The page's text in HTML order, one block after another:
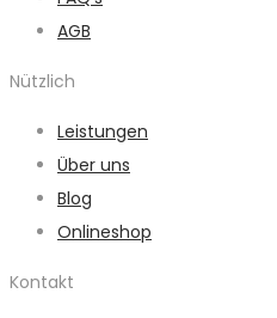
AGB
Nützlich
Leistungen
Über uns
Blog
Onlineshop
Kontakt